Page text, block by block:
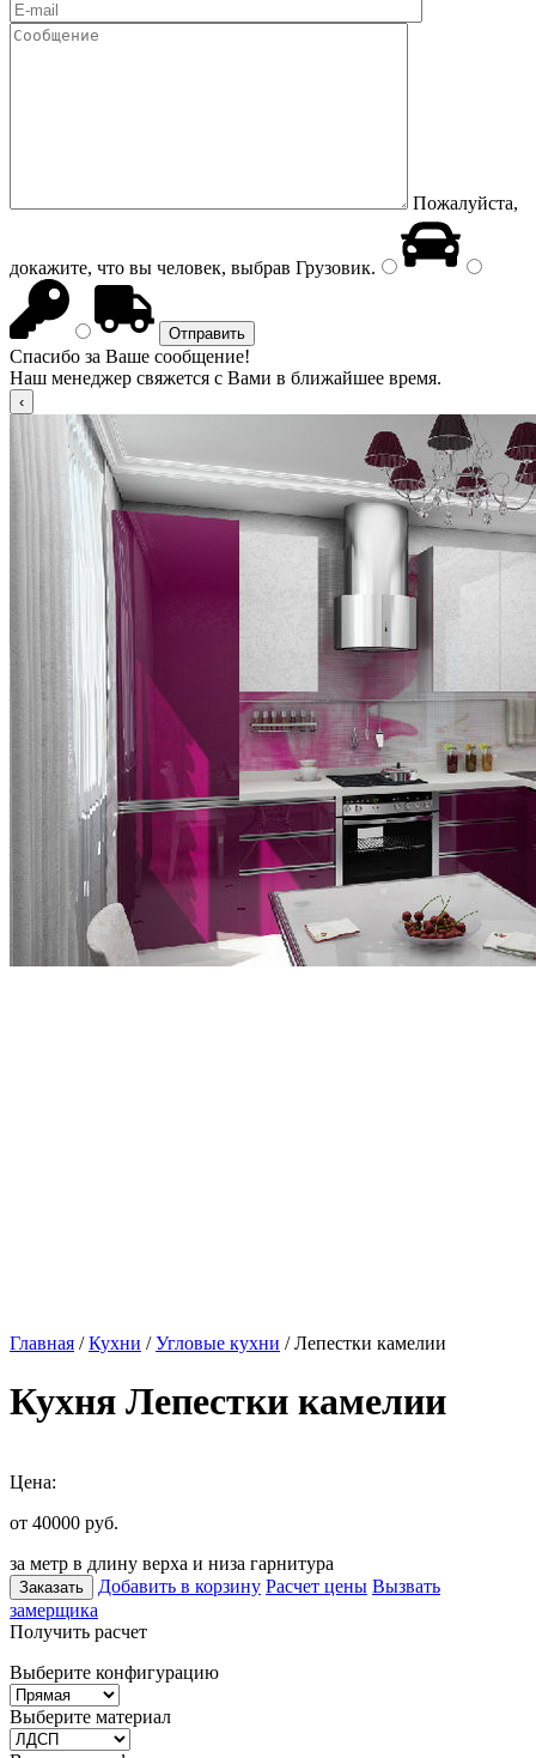
Пожалуйста,
докажите, что вы человек, выбрав Грузовик.
Спасибо за Ваше сообщение!
Наш менеджер свяжется с Вами в ближайшее время.
Главная /Кухни /Угловые кухни / Лепестки камелии
Кухня Лепестки камелии
Цена:
от 40000 руб.
за метр в длину верха и низа гарнитура
Заказать Добавить в корзину Расчет цены Вызвать
замерщика
Получить расчет
Выберите конфигурацию
Выберите материал